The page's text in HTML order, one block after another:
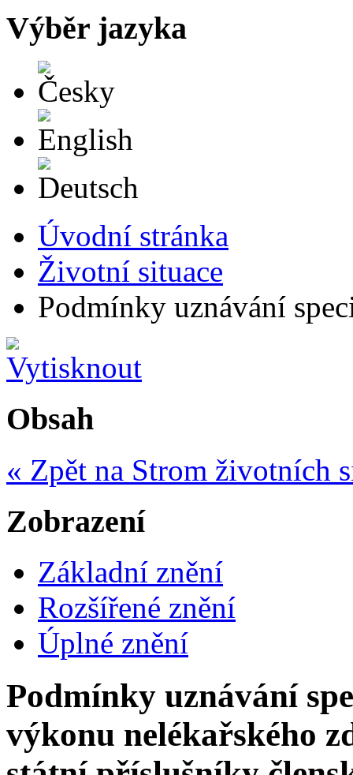
Výběr jazyka
Úvodní stránka
Životní situace
Podmínky uznávání
Obsah
« Zpět na Strom životních
Zobrazení
Základní znění
Rozšířené znění
Úplné znění
Podmínky uznávání
výkonu nelékařského